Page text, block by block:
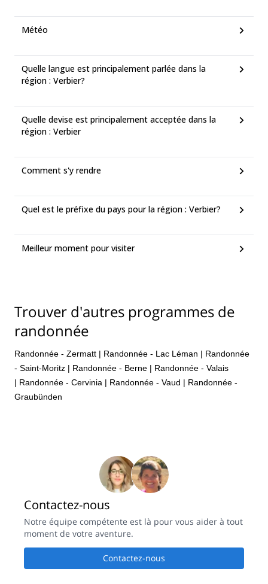
Météo
Quelle langue est principalement parlée dans la
région : Verbier?
Quelle devise est principalement acceptée dans la
région : Verbier
Comment s'y rendre
Quel est le préfixe du pays pour la région : Verbier?
Meilleur moment pour visiter
Trouver d'autres programmes de
randonnée
Randonnée - Zermatt | Randonnée - Lac Léman | Randonnée
- Saint-Moritz | Randonnée - Berne | Randonnée - Valais
| Randonnée - Cervinia | Randonnée - Vaud | Randonnée -
Graubünden
Contactez-nous
Notre équipe compétente est là pour vous aider à tout
moment de votre aventure.
Contactez-nous